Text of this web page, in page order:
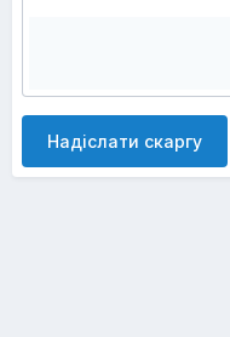
Надіслати скаргу